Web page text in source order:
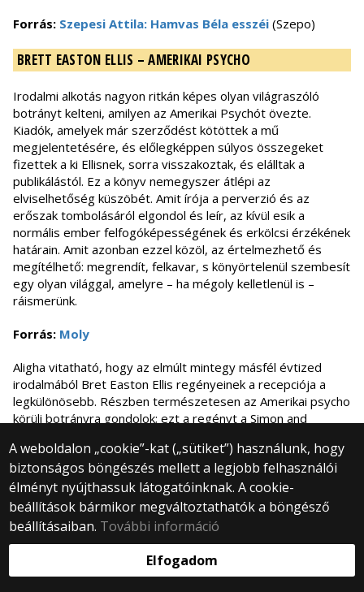
Forrás: Szepesi Attila: Hamvas Béla esszéi (Szepo)
BRETT EASTON ELLIS – AMERIKAI PSYCHO
Irodalmi alkotás nagyon ritkán képes olyan világraszóló
botrányt kelteni, amilyen az Amerikai Psychót övezte.
Kiadók, amelyek már szerződést kötöttek a mű
megjelentetésére, és előlegképpen súlyos összegeket
fizettek a ki Ellisnek, sorra visszakoztak, és elálltak a
publikálástól. Ez a könyv nemegyszer átlépi az
elviselhetőség küszöbét. Amit írója a perverzió és az
erőszak tombolásáról elgondol és leír, az kívül esik a
normális ember felfogóképességének és erkölcsi érzékének
határain. Amit azonban ezzel közöl, az értelmezhető és
megítélhető: megrendít, felkavar, s könyörtelenül szembesít
egy olyan világgal, amelyre – ha mégoly kelletlenül is –
ráismerünk.
Forrás: Moly
Aligha vitatható, hogy az elmúlt mintegy másfél évtized
irodalmából Bret Easton Ellis regényeinek a recepciója a
legkülönösebb. Részben természetesen az Amerikai psycho
körüli botrányra gondolok; ezt a regényt a Simon and
megjelent, különbözõ - fõként feminista - csoportok és
aktivisták indítottak hadjáratot ellene, a mû terjesztésének
betiltását, sõt általában a hasonló (azaz, úgymond,
"nõellenes", a nõk meggyilkolására biztató) mûvek
megjelenésének intézményes megakadályozását (az
élharcosa, Tara Baxter a könyv elleni küzdelmérõl
beszámolva (könyvesboltokban szervezett akciókat,
A weboldalon „cookie”-kat („sütiket”) használunk, hogy
biztonságos böngészés mellett a legjobb felhasználói
élményt nyújthassuk látogatóinknak. A cookie-
beállítások bármikor megváltoztathatók a böngésző
beállításaiban. További információ
Elfogadom